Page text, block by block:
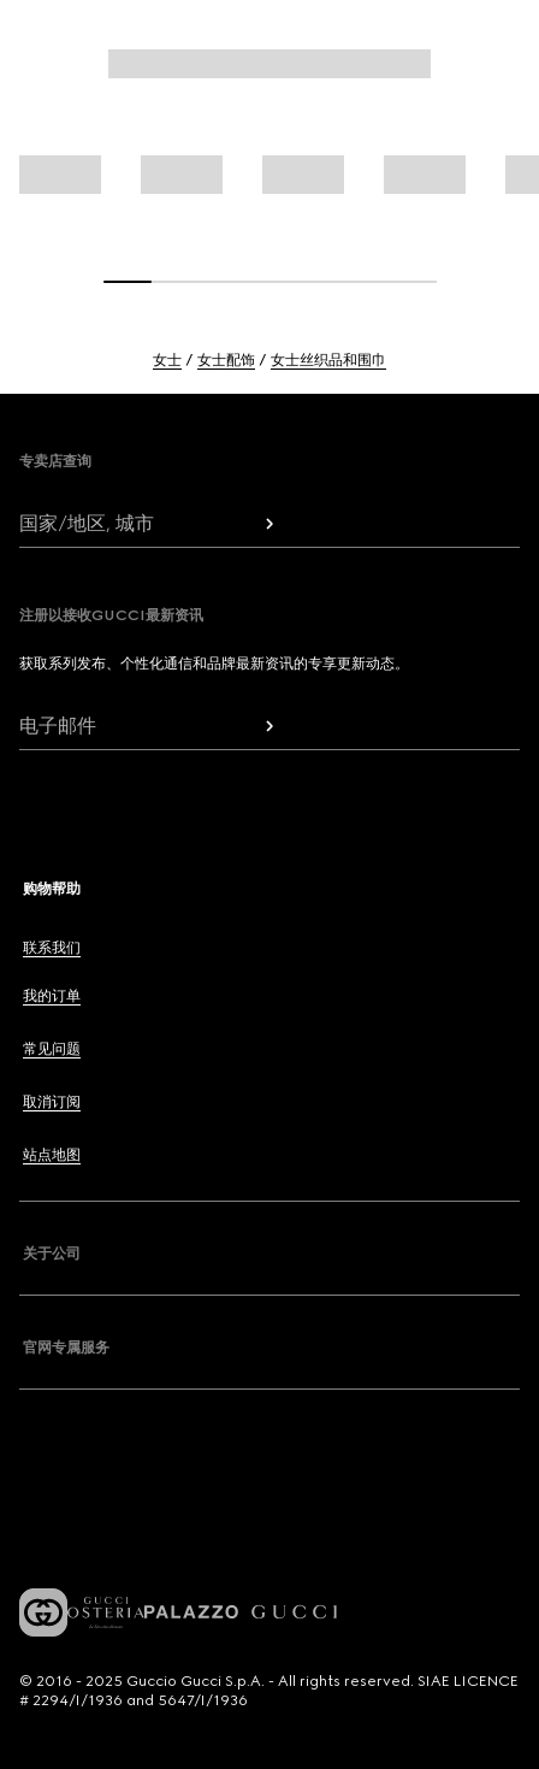
女士 女士配饰 女士丝织品和围巾
专卖店查询
国家/地区, 城市
注册以接收GUCCI最新资讯
获取系列发布、个性化通信和品牌最新资讯的专享更新动态。
电子邮件
购物帮助
联系我们
我的订单
常见问题
取消订阅
站点地图
关于公司
官网专属服务
© 2016 - 2025 Guccio Gucci S.p.A. - All rights reserved. SIAE LICENCE
# 2294/I/1936 and 5647/I/1936